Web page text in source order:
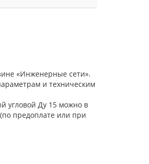
«Инженерные сети».
и техническим
угловой Ду 15 можно в
предоплате или при